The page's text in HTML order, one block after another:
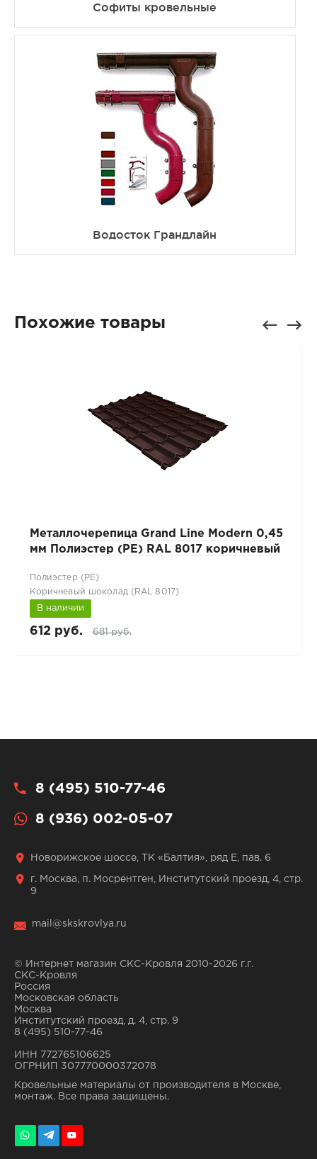
Софиты кровельные
Водосток Грандлайн
Похожие товары
Металлочерепица Grand Line Modern 0,45
мм Полиэстер (PE) RAL 8017 коричневый
Полиэстер (РЕ)
Коричневый шоколад (RAL 8017)
В наличии
612 руб. 681 руб.
8 (495) 510-77-46
8 (936) 002-05-07
Новорижское шоссе, ТК «Балтия», ряд Е, пав. 6
г. Москва, п. Мосрентген, Институтский проезд, 4, стр.
9
mail@skskrovlya.ru
© Интернет магазин СКС-Кровля 2010-2026 г.г.
СКС-Кровля
Россия
Московская область
Москва
Институтский проезд, д. 4, стр. 9
8 (495) 510-77-46
ИНН 772765106625
ОГРНИП 307770000372078
Кровельные материалы от производителя в Москве,
монтаж. Все права защищены.